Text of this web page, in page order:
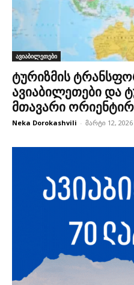
ავიაბილეთები
ტურიზმის
ავიაბილეთები და
მთავარი
Neka Dorokashvili - მარტი 12, 2026